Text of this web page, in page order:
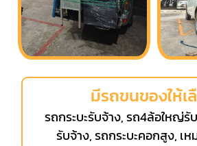
มีรถขนของให้เ
รถกระบะรับจ้าง, รถ4ล้อใหญ่รั
รับจ้าง, รถกระบะคอกสูง, เ